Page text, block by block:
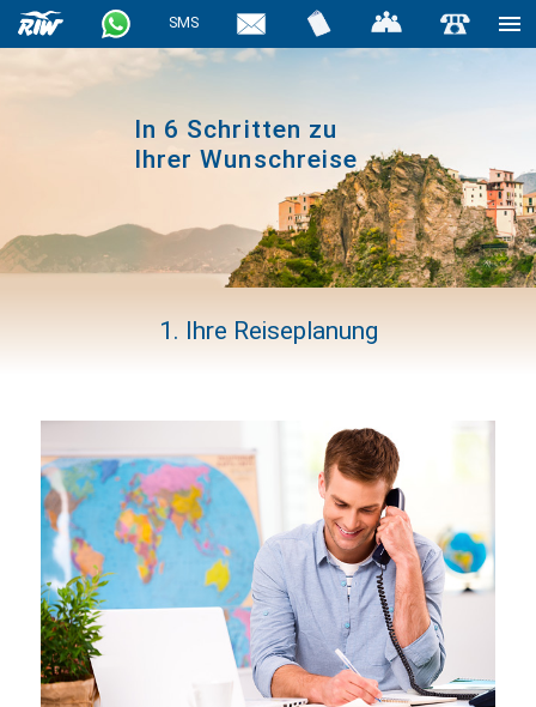
SMS
haiderose
In 6 Schritten zu
Ihrer Wunschreise
1. Ihre Reiseplanung